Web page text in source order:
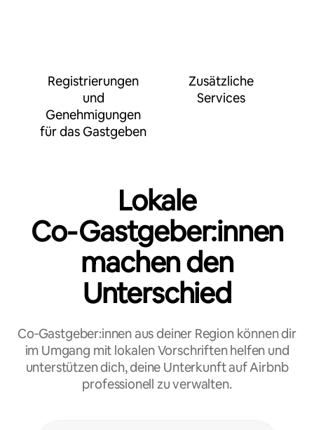
Registrierungen
und
Genehmigungen
für das Gastgeben
Zusätzliche
Services
Lokale
Co‑Gastgeber:innen
machen den
Unterschied
Co‑Gastgeber:innen aus deiner Region können dir
im Umgang mit lokalen Vorschriften helfen und
unterstützen dich, deine Unterkunft auf Airbnb
professionell zu verwalten.